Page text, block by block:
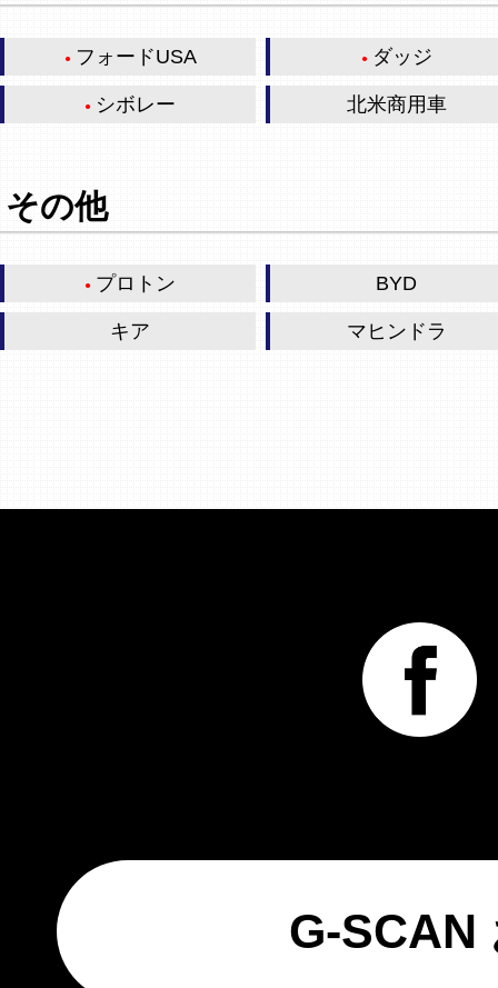
フォードUSA ダッジ
シボレー 北米商用車
その他
プロトン BYD
キア マヒンドラ
G-SCAN